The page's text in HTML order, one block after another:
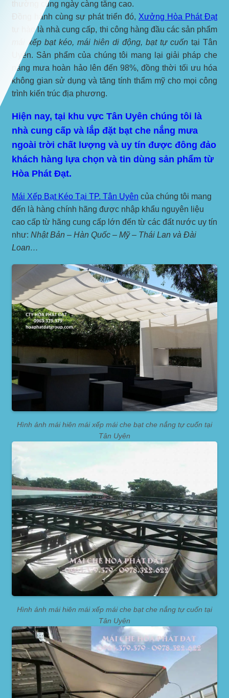
thường cũng ngày càng tăng cao.
Đồng hành cùng sự phát triển đó, Xưởng Hòa Phát Đạt
tự hào là nhà cung cấp, thi công hàng đầu các sản phẩm
mái xếp bạt kéo, mái hiên di động, bạt tự cuốn tại Tân
Uyên. Sản phẩm của chúng tôi mang lại giải pháp che
nắng mưa hoàn hảo lên đến 98%, đồng thời tối ưu hóa
không gian sử dụng và tăng tính thẩm mỹ cho mọi công
trình kiến trúc địa phương.
Hiện nay, tại khu vực Tân Uyên chúng tôi là
nhà cung cấp và lắp đặt bạt che nắng mưa
ngoài trời chất lượng và uy tín được đông đảo
khách hàng lựa chọn và tin dùng sản phẩm từ
Hòa Phát Đạt.
Mái Xếp Bạt Kéo Tại TP. Tân Uyên của chúng tôi mang
đến là hàng chính hãng được nhập khẩu nguyên liệu
cao cấp từ hãng cung cấp lớn đến từ các đất nước uy tín
như: Nhật Bản – Hàn Quốc – Mỹ – Thái Lan và Đài
Loan…
Hình ảnh mái hiên mái xếp mái che bạt che nắng tự cuốn tại
Tân Uyên
Hình ảnh mái hiên mái xếp mái che bạt che nắng tự cuốn tại
Tân Uyên